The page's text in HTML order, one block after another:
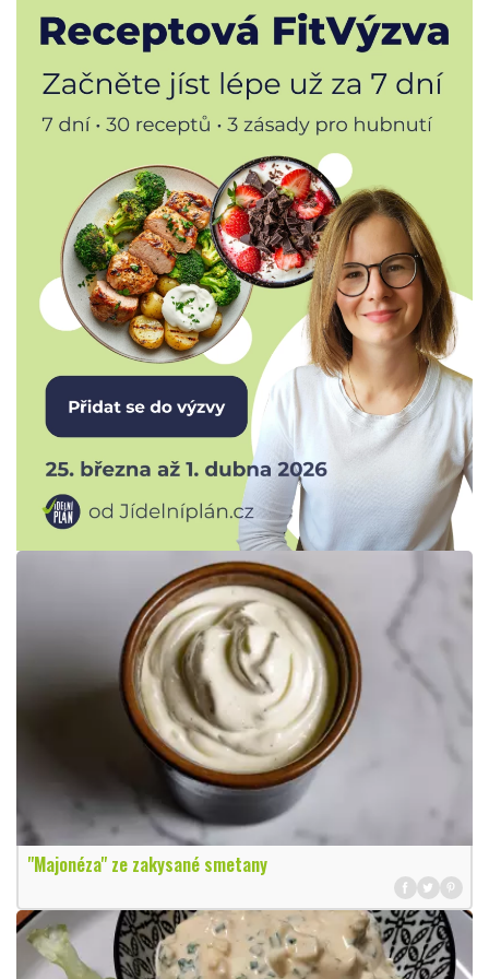
"Majonéza" ze zakysané smetany